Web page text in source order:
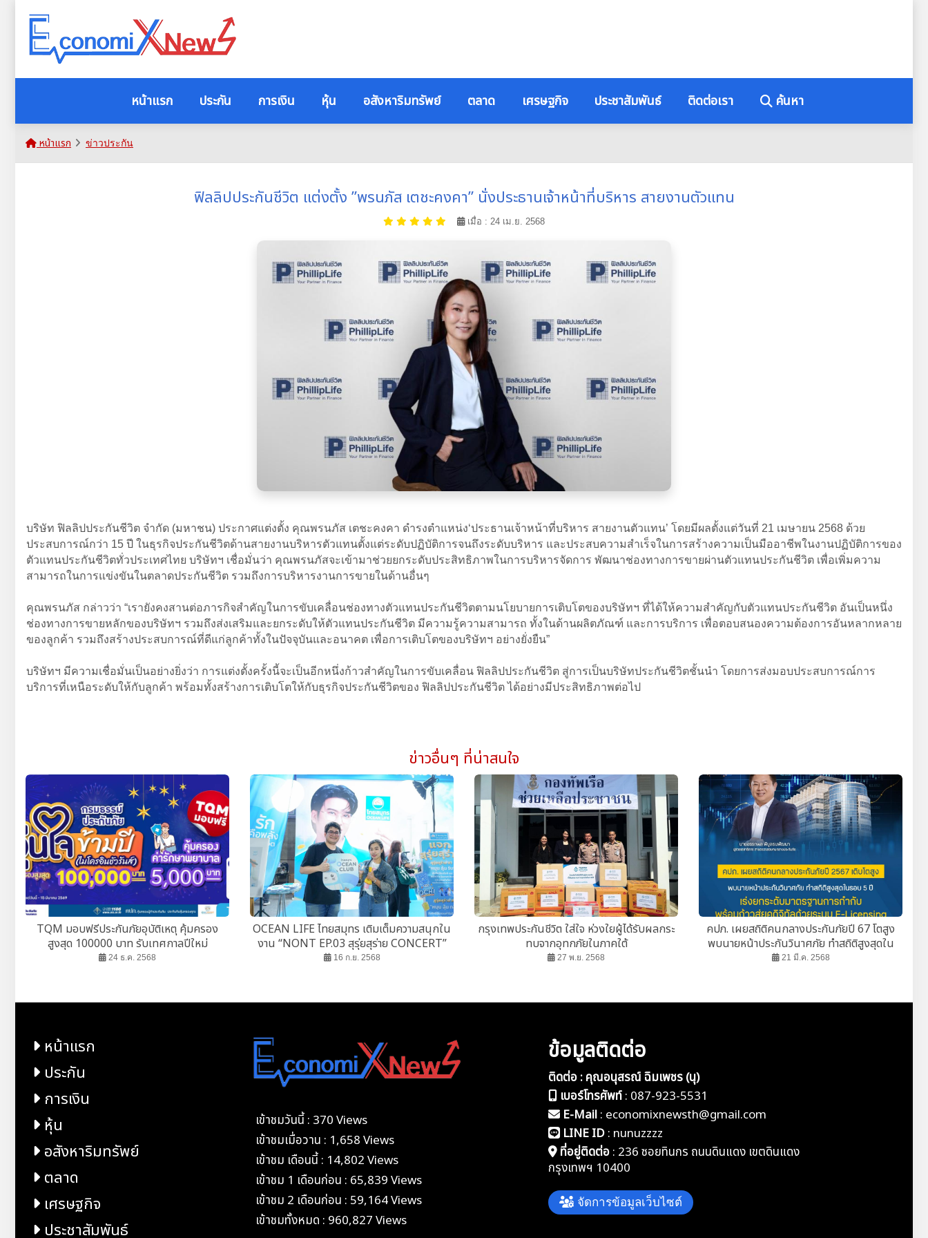
หน้าแรก ประกัน การเงิน หุ้น อสังหาริมทรัพย์ ตลาด เศรษฐกิจ ประชาสัมพันธ์ ติดต่อเรา ค้นหา
หน้าแรก ข่าวประกัน
ฟิลลิปประกันชีวิต แต่งตั้ง ”พรนภัส เตชะคงคา” นั่งประธานเจ้าหน้าที่บริหาร สายงานตัวแทน
เมื่อ : 24 เม.ย. 2568
บริษัท ฟิลลิปประกันชีวิต จำกัด (มหาชน) ประกาศแต่งตั้ง คุณพรนภัส เตชะคงคา ดำรงตำแหน่ง‘ประธานเจ้าหน้าที่บริหาร สายงานตัวแทน’ โดยมีผลตั้งแต่วันที่ 21 เมษายน 2568 ด้วย
ประสบการณ์กว่า 15 ปี ในธุรกิจประกันชีวิตด้านสายงานบริหารตัวแทนตั้งแต่ระดับปฏิบัติการจนถึงระดับบริหาร และประสบความสำเร็จในการสร้างความเป็นมืออาชีพในงานปฏิบัติการของ
ตัวแทนประกันชีวิตทั่วประเทศไทย บริษัทฯ เชื่อมั่นว่า คุณพรนภัสจะเข้ามาช่วยยกระดับประสิทธิภาพในการบริหารจัดการ พัฒนาช่องทางการขายผ่านตัวแทนประกันชีวิต เพื่อเพิ่มความ
สามารถในการแข่งขันในตลาดประกันชีวิต รวมถึงการบริหารงานการขายในด้านอื่นๆ
คุณพรนภัส กล่าวว่า “เรายังคงสานต่อภารกิจสำคัญในการขับเคลื่อนช่องทางตัวแทนประกันชีวิตตามนโยบายการเติบโตของบริษัทฯ ที่ได้ให้ความสำคัญกับตัวแทนประกันชีวิต อันเป็นหนึ่ง
ช่องทางการขายหลักของบริษัทฯ รวมถึงส่งเสริมและยกระดับให้ตัวแทนประกันชีวิต มีความรู้ความสามารถ ทั้งในด้านผลิตภัณฑ์ และการบริการ เพื่อตอบสนองความต้องการอันหลากหลาย
ของลูกค้า รวมถึงสร้างประสบการณ์ที่ดีแก่ลูกค้าทั้งในปัจจุบันและอนาคต เพื่อการเติบโตของบริษัทฯ อย่างยั่งยืน”
บริษัทฯ มีความเชื่อมั่นเป็นอย่างยิ่งว่า การแต่งตั้งครั้งนี้จะเป็นอีกหนึ่งก้าวสำคัญในการขับเคลื่อน ฟิลลิปประกันชีวิต สู่การเป็นบริษัทประกันชีวิตชั้นนำ โดยการส่งมอบประสบการณ์การ
บริการที่เหนือระดับให้กับลูกค้า พร้อมทั้งสร้างการเติบโตให้กับธุรกิจประกันชีวิตของ ฟิลลิปประกันชีวิต ได้อย่างมีประสิทธิภาพต่อไป
ข่าวอื่นๆ ที่น่าสนใจ
TQM มอบฟรีประกันภัยอุบัติเหตุ คุ้มครอง
สูงสุด 100000 บาท รับเทศกาลปีใหม่
24 ธ.ค. 2568
OCEAN LIFE ไทยสมุทร เติมเต็มความสนุกใน
งาน “NONT EP.03 สุรุ่ยสุร่าย CONCERT”
16 ก.ย. 2568
กรุงเทพประกันชีวิต ใส่ใจ ห่วงใยผู้ได้รับผลกระ
ทบจากอุทกภัยในภาคใต้
27 พ.ย. 2568
คปภ. เผยสถิติคนกลางประกันภัยปี 67 โตสูง
พบนายหน้าประกันวินาศภัย ทำสถิติสูงสุดใน
รอบ 5 ปี
21 มี.ค. 2568
หน้าแรก
ประกัน
การเงิน
หุ้น
อสังหาริมทรัพย์
ตลาด
เศรษฐกิจ
ประชาสัมพันธ์
เข้าชมวันนี้ : 370 Views
เข้าชมเมื่อวาน : 1,658 Views
เข้าชม เดือนนี้ : 14,802 Views
เข้าชม 1 เดือนก่อน : 65,839 Views
เข้าชม 2 เดือนก่อน : 59,164 Views
เข้าชมทั้งหมด : 960,827 Views
ข้อมูลติดต่อ
ติดต่อ : คุณอนุสรณ์ ฉิมเพชร (นุ)
เบอร์โทรศัพท์: 087-923-5531
E-Mail: economixnewsth@gmail.com
LINE ID: nunuzzzz
ที่อยู่ติดต่อ: 236 ซอยทินกร ถนนดินแดง เขตดินแดง
กรุงเทพฯ 10400
จัดการข้อมูลเว็บไซต์